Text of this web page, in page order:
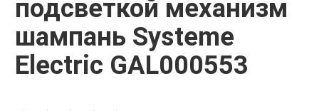
подсветкой механизм
шампань Systeme
Electric GAL000553